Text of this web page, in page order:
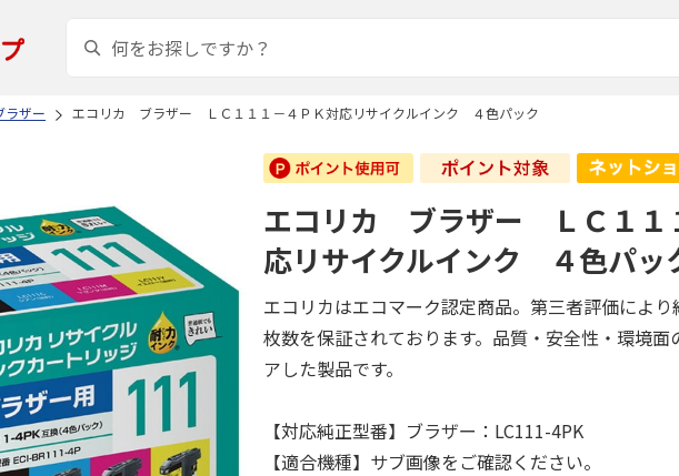
ラザー エコリカ ブラザー ＬＣ１１１－４ＰＫ対応リサイクルインク ４色パック
エコリカ ブラザー ＬＣ１１
応リサイクルインク ４色パッ
エコリカはエコマーク認定商品。第三者評価によ
枚数を保証されております。品質・安全性・環境面
アした製品です。
【対応純正型番】ブラザー：LC111-4PK
【適合機種】サブ画像をご確認ください。